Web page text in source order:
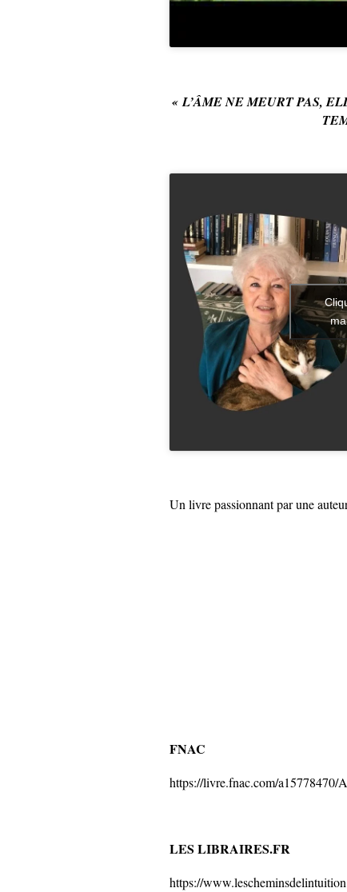
« L’ÂME NE MEURT PAS,
Un livre passionnant par une
FNAC
https://livre.fnac.com/a15778470/
LES LIBRAIRES.FR
https://